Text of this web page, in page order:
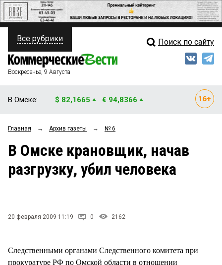
ПОЛИТИКА
ФИНАНСЫ
ОБЩЕСТВО
ЗАКОН
НОВОСТИ КОМПАНИЙ
СТИЛЬ ЖИЗНИ
Свежий выпуск
Рейтинги
Блоги
Все рубрики Поиск по сайту
Воскресенье, 9 Августа
В Омске: $ 82,1665 € 94,8366
Главная → Архив газеты → № 6
В Омске крановщик, начав
разгрузку, убил человека
20 февраля 2009 11:19 0 2162
Следственными органами Следственного комитета при
прокуратуре РФ по Омской области в отношении